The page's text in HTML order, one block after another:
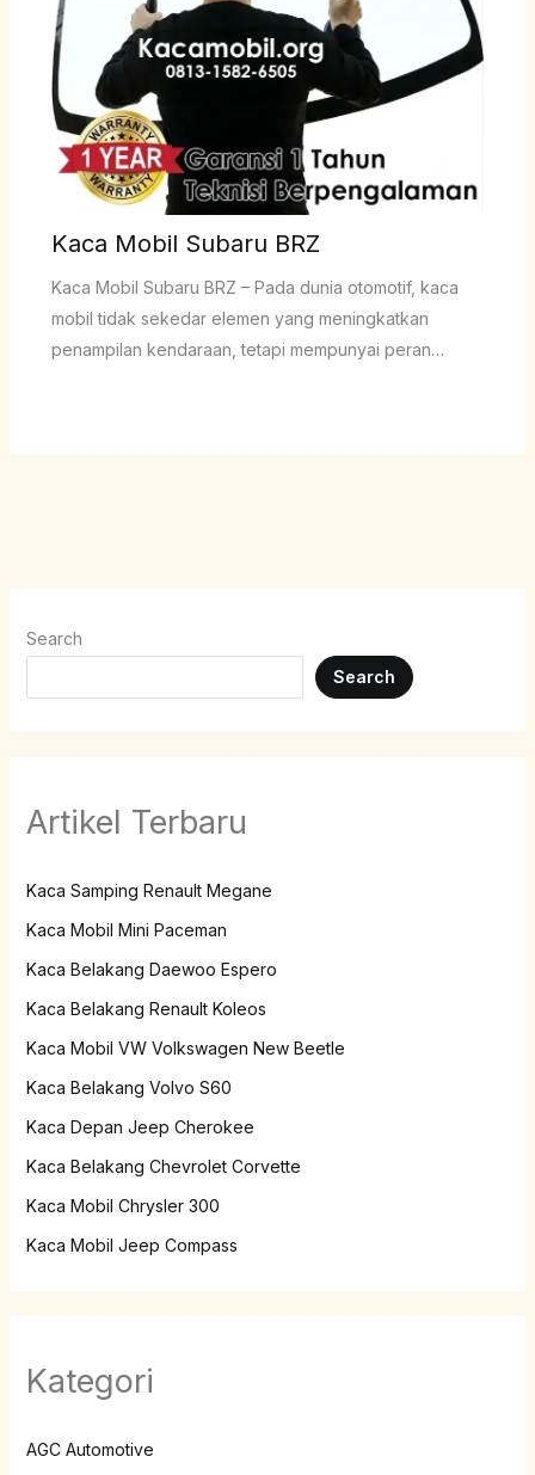
Kaca Mobil Subaru BRZ
Kaca Mobil Subaru BRZ – Pada dunia otomotif, kaca
mobil tidak sekedar elemen yang meningkatkan
penampilan kendaraan, tetapi mempunyai peran…
Search
Search
Artikel Terbaru
Kaca Samping Renault Megane
Kaca Mobil Mini Paceman
Kaca Belakang Daewoo Espero
Kaca Belakang Renault Koleos
Kaca Mobil VW Volkswagen New Beetle
Kaca Belakang Volvo S60
Kaca Depan Jeep Cherokee
Kaca Belakang Chevrolet Corvette
Kaca Mobil Chrysler 300
Kaca Mobil Jeep Compass
Kategori
AGC Automotive